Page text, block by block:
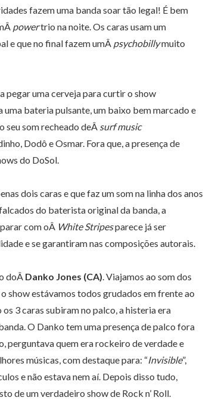
fazem uma banda soar tão legal! É bem
powertrio na noite. Os caras usam um
e que no final fazem umÂ psychobillymuito
pegar uma cerveja para curtir o show
bateria pulsante, um baixo bem marcado e
seu som recheado deÂ surf music
Dodô e Osmar. Fora que, a presença de
do DoSol.
dois caras e que faz um som na linha dos anos
do baterista original da banda, a
com oÂ White Stripesparece já ser
e se garantiram nas composições autorais.
doÂ Danko Jones (CA). Viajamos ao som dos
show estávamos todos grudados em frente ao
3 caras subiram no palco, a histeria era
O Danko tem uma presença de palco fora
perguntava quem era rockeiro de verdade e
músicas, com destaque para: “Invisible”,
e não estava nem aí. Depois disso tudo,
de um verdadeiro show de Rock n’ Roll.